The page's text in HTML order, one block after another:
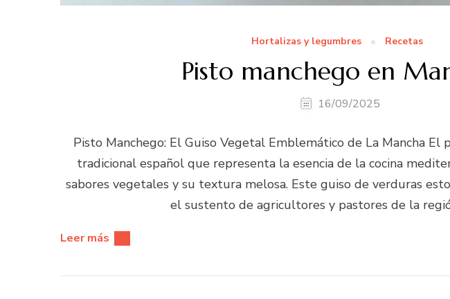
Hortalizas y legumbres Recetas
Pisto manchego en
16/09/2025
Pisto Manchego: El Guiso Vegetal Emblemático de La Mancha El
tradicional español que representa la esencia de la cocina
sabores vegetales y su textura melosa. Este guiso de verduras
el sustento de agricultores y pastores de la
Leer más